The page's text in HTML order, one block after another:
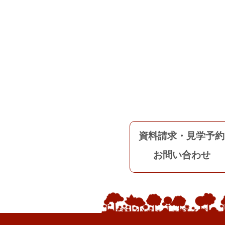
資料請求・見学予約
お問い合わせ